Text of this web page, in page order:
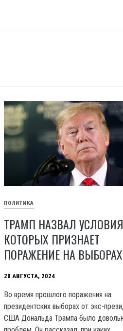
ПОЛИТИКА
ТРАМП НАЗВАЛ
КОТОРЫХ ПРИЗНАЕТ
ПОРАЖЕНИЕ НА ВЫБОРАХ
20 АВГУСТА, 2024
Во время прошлого поражения на
президентских выборах от экс-
США Дональда Трампа было